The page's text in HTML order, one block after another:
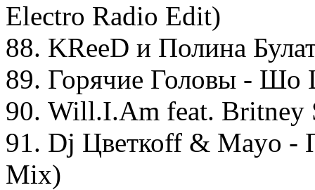
Electro Radio Edit)
88. KReeD и Полина
89. Горячие Головы - Шо
90. Will.I.Am feat. Britney
91. Dj Цветкоff & Mayo -
Mix)